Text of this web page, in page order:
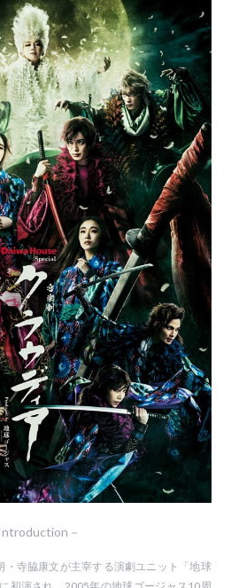
－
・寺脇康文が主宰する演劇ユニット「地球